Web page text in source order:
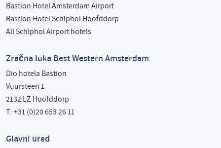
Bastion Hotel Amsterdam Airport
Bastion Hotel Schiphol Hoofddorp
All Schiphol Airport hotels
Zračna luka Best Western Amsterdam
Dio hotela Bastion
Vuursteen 1
2132 LZ Hoofddorp
T: +31 (0)20 653 26 11
Glavni ured